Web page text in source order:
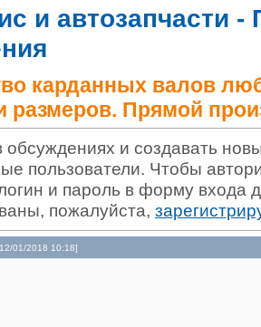
и автозапчасти -
карданных валов
размеров. Прямой
обсуждениях и создавать
пользователи. Чтобы
и пароль в форму входа
пожалуйста,
01/2018 10:18]